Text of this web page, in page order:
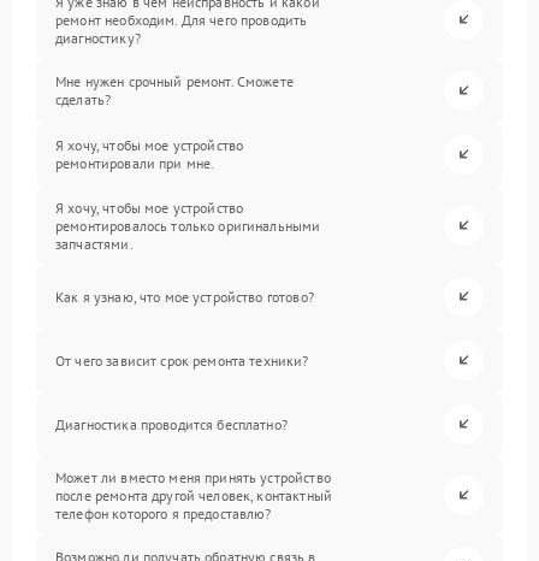
ремонт необходим. Для чего проводить
диагностику?
Мне нужен срочный ремонт. Сможете
сделать?
Я хочу, чтобы мое устройство
ремонтировали при мне.
Я хочу, чтобы мое устройство
ремонтировалось только оригинальными
запчастями.
Как я узнаю, что мое устройство готово?
От чего зависит срок ремонта техники?
Диагностика проводится бесплатно?
Может ли вместо меня принять устройство
после ремонта другой человек, контактный
телефон которого я предоставлю?
Возможно ли получать обратную связь в